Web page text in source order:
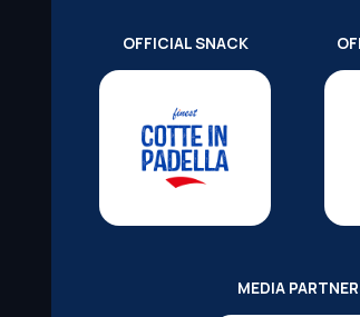
OFFICIAL SNACK
MEDIA PARTNER